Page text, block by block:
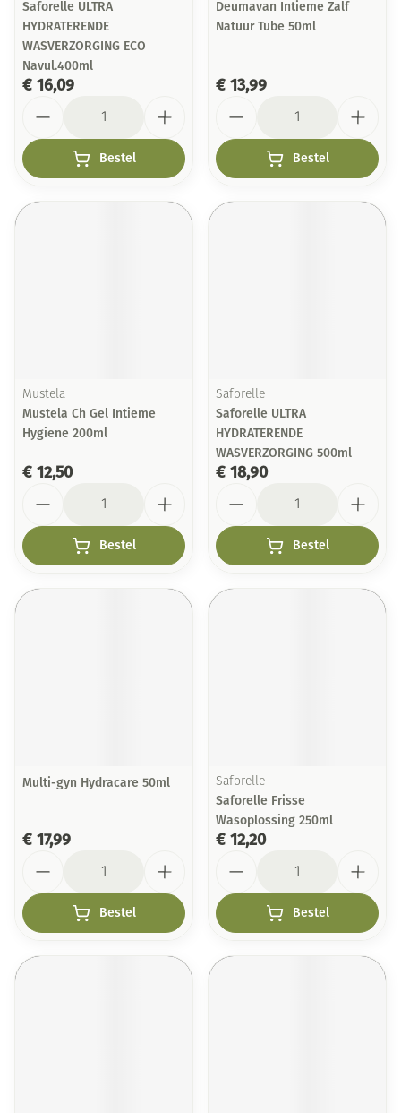
Saforelle ULTRA
HYDRATERENDE
WASVERZORGING ECO
Navul.400ml
€ 16,09
Bestel
Deumavan Intieme Zalf
Natuur Tube 50ml
€ 13,99
Bestel
Mustela
Mustela Ch Gel Intieme
Hygiene 200ml
€ 12,50
Bestel
Saforelle
Saforelle ULTRA
HYDRATERENDE
WASVERZORGING 500ml
€ 18,90
Bestel
Multi-gyn Hydracare 50ml
€ 17,99
Bestel
Saforelle
Saforelle Frisse
Wasoplossing 250ml
€ 12,20
Bestel